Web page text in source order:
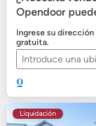
Opendoor
Ingrese su
gratuita.
Liquidación